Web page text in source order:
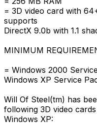
= 3D video card with
supports
DirectX 9.0b with 1.1
MINIMUM
= Windows 2000
Windows XP Service
Will Of Steel(tm) has
following 3D video
Windows XP: